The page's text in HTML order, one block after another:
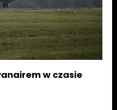
w czasie